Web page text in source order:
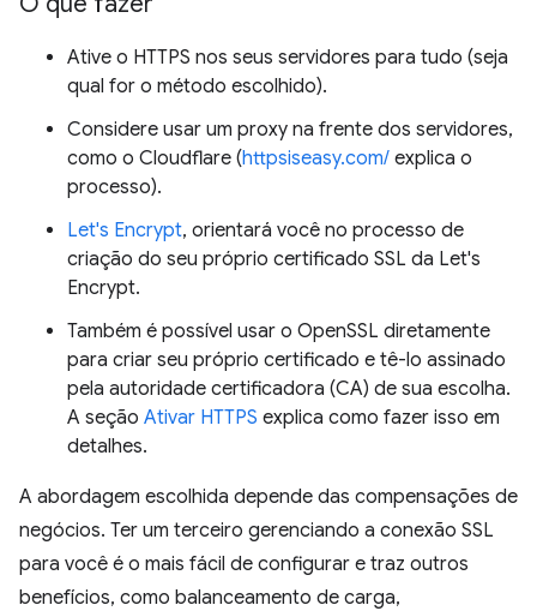
Ative o HTTPS nos seus servidores para tudo (seja
qual for o método escolhido).
Considere usar um proxy na frente dos servidores,
como o Cloudflare (httpsiseasy.com/ explica o
processo).
Let's Encrypt, orientará você no processo de
criação do seu próprio certificado SSL da Let's
Encrypt.
Também é possível usar o OpenSSL diretamente
para criar seu próprio certificado e tê-lo assinado
pela autoridade certificadora (CA) de sua escolha.
A seção Ativar HTTPS explica como fazer isso em
detalhes.
A abordagem escolhida depende das compensações de
negócios. Ter um terceiro gerenciando a conexão SSL
para você é o mais fácil de configurar e traz outros
benefícios, como balanceamento de carga,